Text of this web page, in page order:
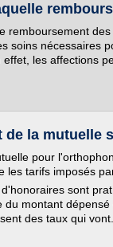
remboursement
soins nécessaires
les affections
de la mutuelle
pour
les tarifs imposés
sont
du montant
des taux qui vont...